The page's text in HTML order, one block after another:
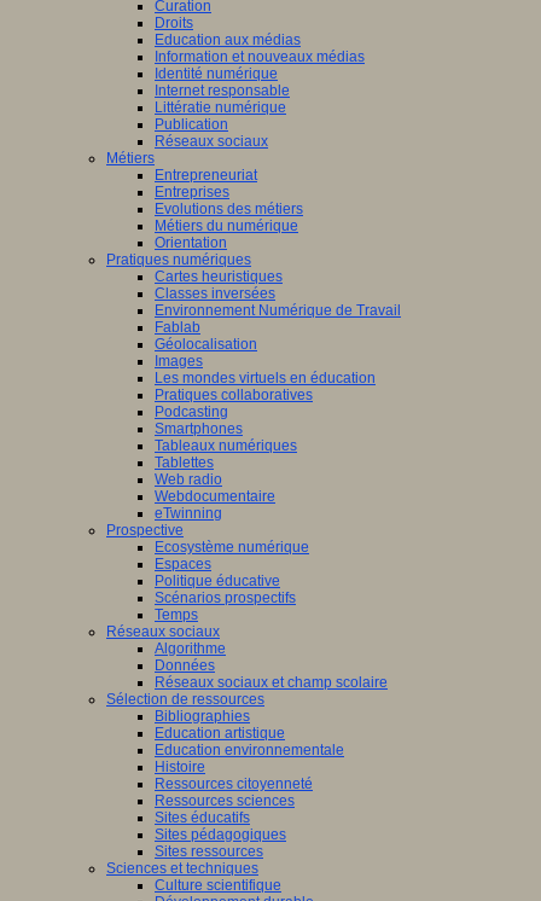
Curation
Droits
Education aux médias
Information et nouveaux médias
Identité numérique
Internet responsable
Littératie numérique
Publication
Réseaux sociaux
Métiers
Entrepreneuriat
Entreprises
Evolutions des métiers
Métiers du numérique
Orientation
Pratiques numériques
Cartes heuristiques
Classes inversées
Environnement Numérique de Travail
Fablab
Géolocalisation
Images
Les mondes virtuels en éducation
Pratiques collaboratives
Podcasting
Smartphones
Tableaux numériques
Tablettes
Web radio
Webdocumentaire
eTwinning
Prospective
Ecosystème numérique
Espaces
Politique éducative
Scénarios prospectifs
Temps
Réseaux sociaux
Algorithme
Données
Réseaux sociaux et champ scolaire
Sélection de ressources
Bibliographies
Education artistique
Education environnementale
Histoire
Ressources citoyenneté
Ressources sciences
Sites éducatifs
Sites pédagogiques
Sites ressources
Sciences et techniques
Culture scientifique